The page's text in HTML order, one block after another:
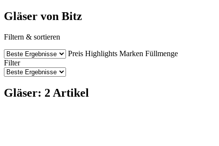
Gläser von Bitz
Filtern & sortieren
Preis Highlights Marken Füllmenge
Filter
Gläser: 2 Artikel